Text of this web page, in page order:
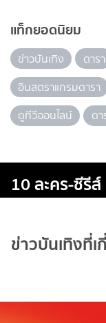
แท็กยอดนิยม
ข่าวบันเทิง ดารา
อินสตราแกรมดารา
ดูทีวีออนไลน์
ดา
10 ละคร-ซีรี
ข่าวบันเทิงที่